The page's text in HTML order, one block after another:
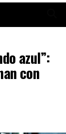
azul”:
con